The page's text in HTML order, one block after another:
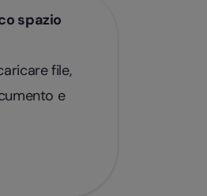
spazio
file,
e